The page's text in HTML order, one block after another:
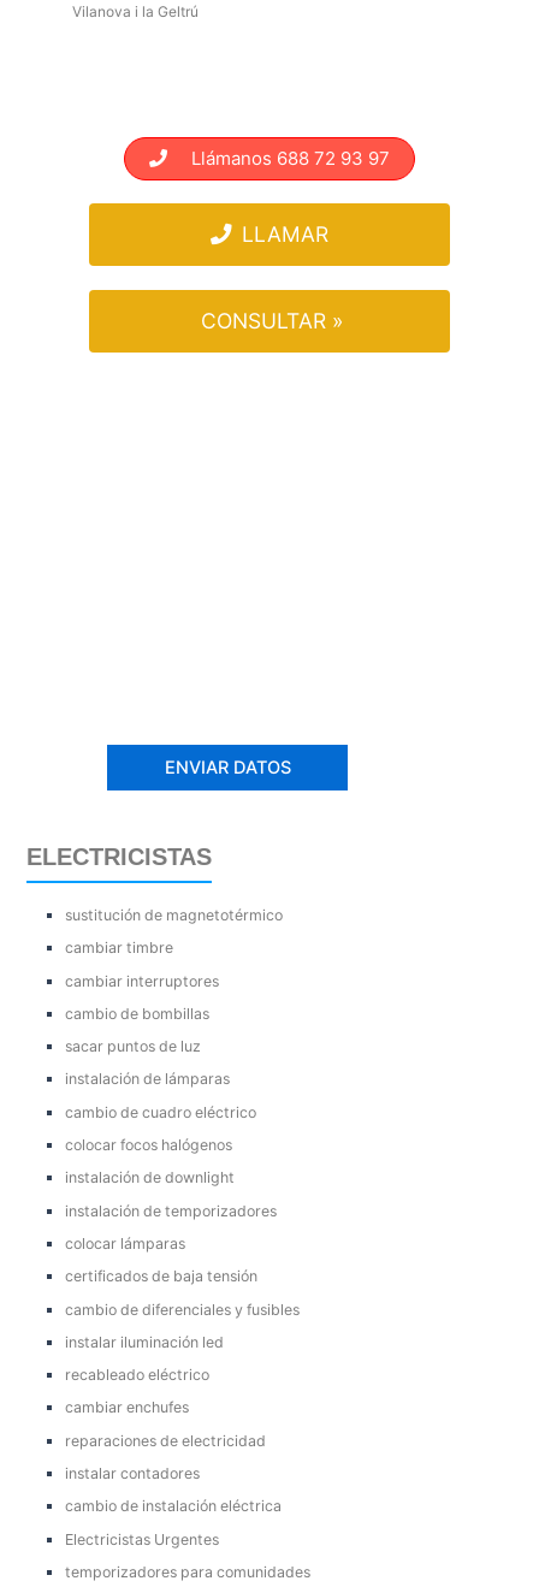
Vilanova i la Geltrú
Llámanos 688 72 93 97
LLAMAR
CONSULTAR »
ELECTRICISTAS
sustitución de magnetotérmico
cambiar timbre
cambiar interruptores
cambio de bombillas
sacar puntos de luz
instalación de lámparas
cambio de cuadro eléctrico
colocar focos halógenos
instalación de downlight
instalación de temporizadores
colocar lámparas
certificados de baja tensión
cambio de diferenciales y fusibles
instalar iluminación led
recableado eléctrico
cambiar enchufes
reparaciones de electricidad
instalar contadores
cambio de instalación eléctrica
Electricistas Urgentes
temporizadores para comunidades